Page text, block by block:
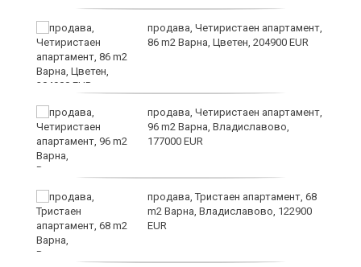
продава, Четиристаен апартамент,
86 m2 Варна, Цветен, 204900 EUR
продава, Четиристаен апартамент,
96 m2 Варна, Владиславово,
177000 EUR
продава, Тристаен апартамент, 68
m2 Варна, Владиславово, 122900
EUR